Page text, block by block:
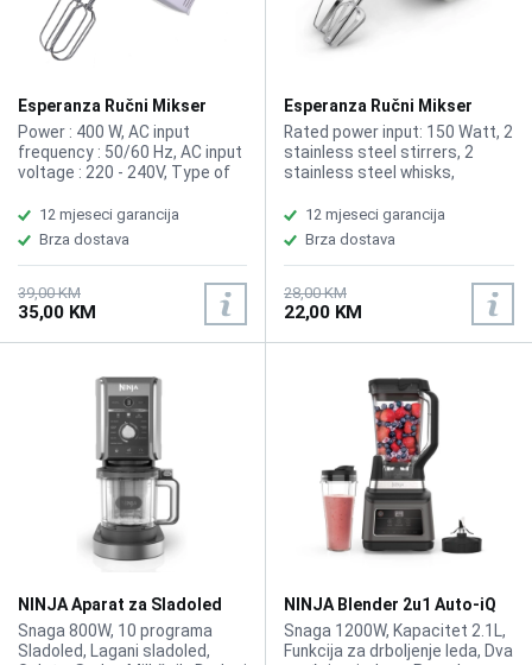
Esperanza Ručni Mikser
Apple Pie EKM011 400W
Power : 400 W, AC input
frequency : 50/60 Hz, AC input
voltage : 220 - 240V, Type of
Product width : 85mm,
Ergonomic handle, Number of
speeds : 5, Color : White and
green
12 mjeseci garancija
Brza dostava
39,00 KM
35,00 KM
Esperanza Ručni Mikser
Muffin EKM007E 150W
Rated power input: 150 Watt, 2
stainless steel stirrers, 2
stainless steel whisks,
The EJECT function ensures
stable assembly and
convenient removal of mixers
and beaters, Weight: 0.4 kg
12 mjeseci garancija
Brza dostava
28,00 KM
22,00 KM
NINJA Aparat za Sladoled
Creami 10u1 NC502EU
Snaga 800W, 10 programa
Sladoled, Lagani sladoled,
NINJA Blender 2u1 Auto-iQ
BN750EU
Snaga 1200W, Kapacitet 2.1L,
Funkcija za drboljenje leda, Dva